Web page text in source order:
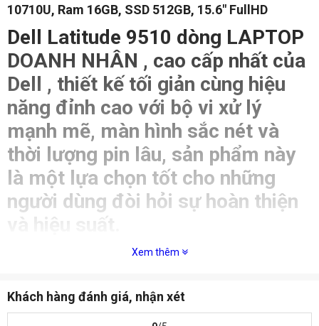
10710U, Ram 16GB, SSD 512GB, 15.6″ FullHD
Dell Latitude 9510 dòng LAPTOP
DOANH NHÂN , cao cấp nhất của
Dell , thiết kế tối giản cùng hiệu
năng đỉnh cao với bộ vi xử lý
mạnh mẽ, màn hình sắc nét và
thời lượng pin lâu, sản phẩm này
là một lựa chọn tốt cho những
người dùng đòi hỏi sự hoàn thiện
và hiệu suất.
Xem thêm
Khách hàng đánh giá, nhận xét